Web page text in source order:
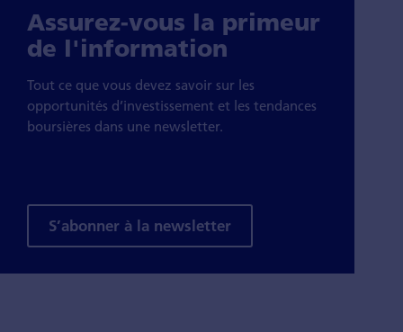
Assurez-vous la primeur
de l'information
Tout ce que vous devez savoir sur les
opportunités d’investissement et les tendances
boursières dans une newsletter.
S’abonner à la newsletter